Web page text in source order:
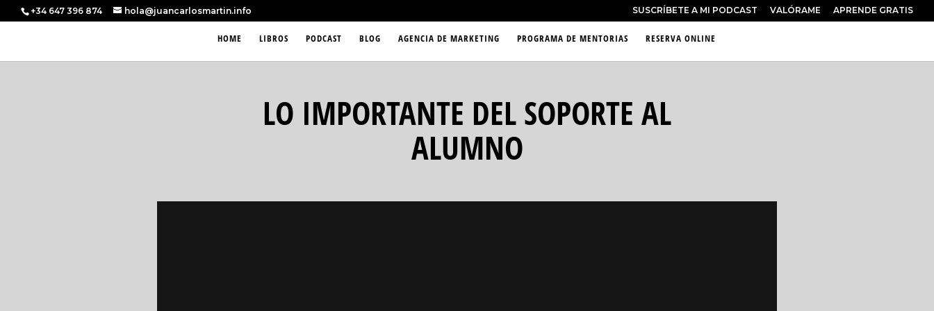
+34 647 396 874 hola@juancarlosmartin.info SUSCRÍBETE A MI PODCAST VALÓRAME APRENDE GRATIS
HOME LIBROS PODCAST BLOG AGENCIA DE MARKETING PROGRAMA DE MENTORIAS RESERVA ONLINE
LO IMPORTANTE DEL SOPORTE AL
ALUMNO